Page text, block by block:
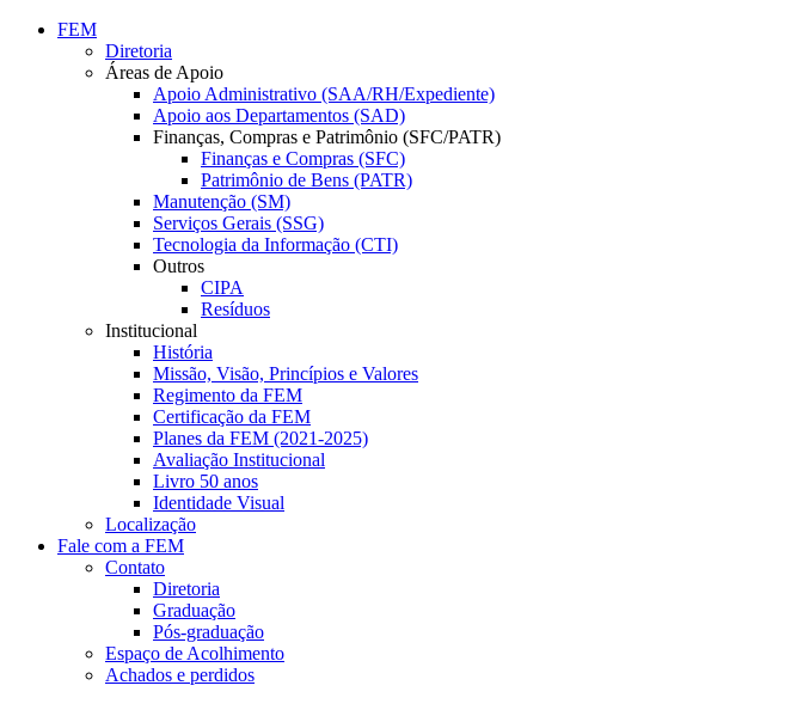
Conteúdo principal
FEM
Diretoria
Áreas de Apoio
Apoio Administrativo (SAA/RH/Expediente)
Apoio aos Departamentos (SAD)
Finanças, Compras e Patrimônio (SFC/PATR)
Finanças e Compras (SFC)
Patrimônio de Bens (PATR)
Manutenção (SM)
Serviços Gerais (SSG)
Tecnologia da Informação (CTI)
Outros
CIPA
Resíduos
Institucional
História
Missão, Visão, Princípios e Valores
Regimento da FEM
Certificação da FEM
Planes da FEM (2021-2025)
Avaliação Institucional
Livro 50 anos
Identidade Visual
Localização
Fale com a FEM
Contato
Diretoria
Graduação
Pós-graduação
Espaço de Acolhimento
Achados e perdidos